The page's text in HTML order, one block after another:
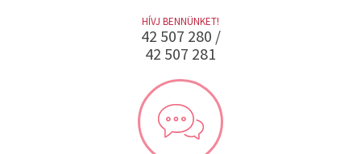
HÍVJ BENNÜNKET!
42 507 280 /
42 507 281